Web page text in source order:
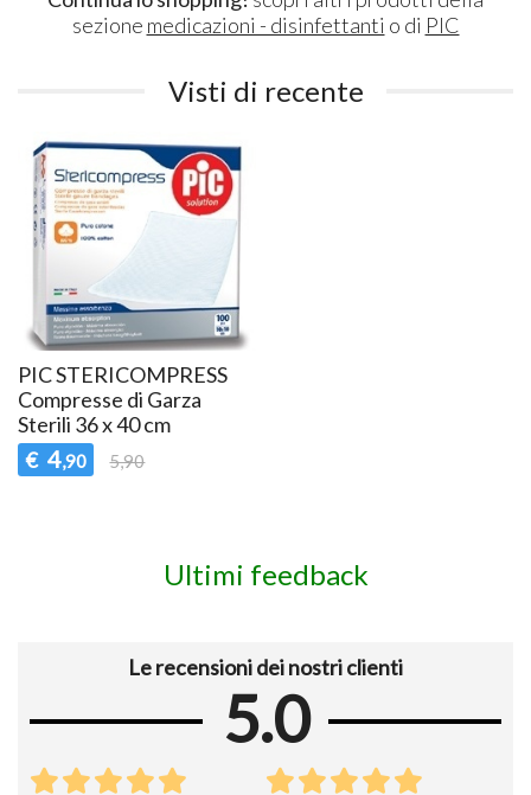
sezione medicazioni - disinfettanti o di PIC
Visti di recente
PIC STERICOMPRESS
Compresse di Garza
Sterili 36 x 40 cm
€ 4,90 5,90
Ultimi feedback
Le recensioni dei nostri clienti
5.0